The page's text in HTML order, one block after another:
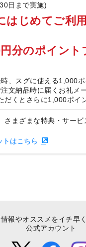
日まで実施)
はじめてご利
分のポイント
、スグに使える1,000ポ
文納品時に届くお礼メ
だくとさらに1,000ポイ
さまざまな特典・サービ
トはこちら
報やオススメをイチ早
公式アカウント